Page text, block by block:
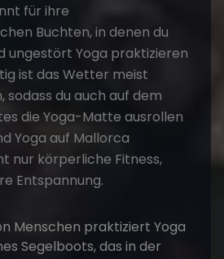
für ihre
Buchten, in denen du
ungestört Yoga praktizieren
ist das Wetter meist
sodass du auch auf dem
die Yoga-Matte ausrollen
Yoga auf Mallorca
nur körperliche Fitness,
Entspannung.